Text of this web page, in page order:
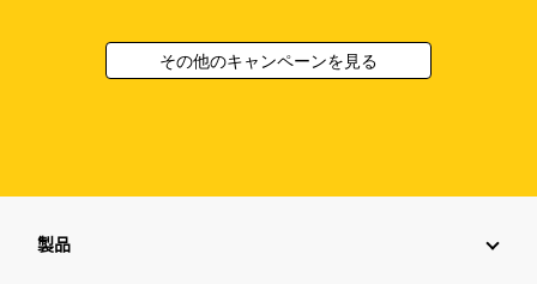
その他のキャンペーンを見る
製品